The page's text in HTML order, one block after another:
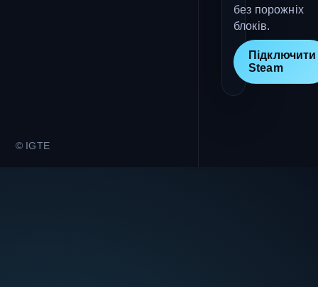
© IGTE
без порожніх
блоків.
Підключити
Steam